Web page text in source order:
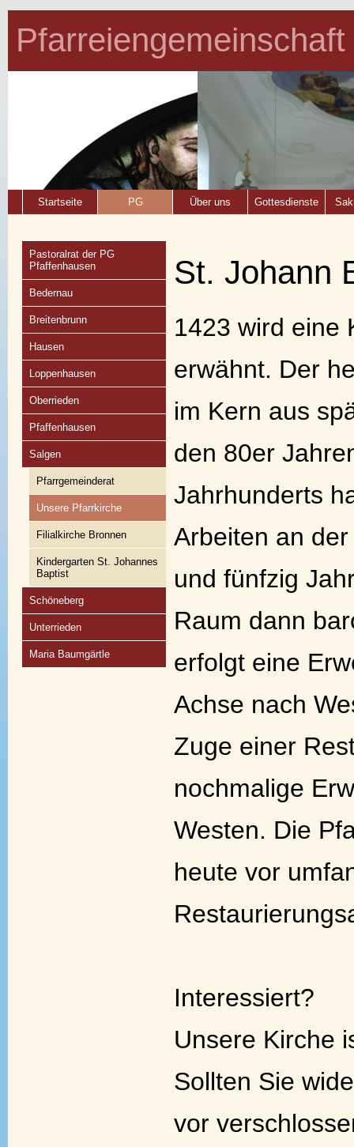
Startseite PG Über uns Gottesdienste
Pastoralrat der PG
Pfaffenhausen
Bedernau
Breitenbrunn
Hausen
Loppenhausen
Oberrieden
Pfaffenhausen
Salgen
Pfarrgemeinderat
Unsere Pfarrkirche
Filialkirche Bronnen
Kindergarten St. Johannes
Baptist
Schöneberg
Unterrieden
Maria Baumgärtle
St. Johann
1423 wird eine
erwähnt. Der
im Kern aus
den 80er
Jahrhunderts
Arbeiten an
und fünfzig
Raum dann
erfolgt eine
Achse nach
Zuge einer
nochmalige
Westen. Die
heute vor
Interessiert?
Unsere Kirche
Sollten Sie
vor